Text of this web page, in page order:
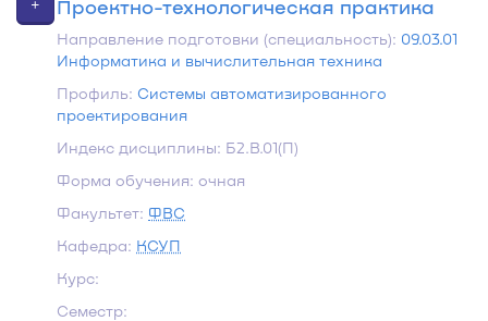
+ Проектно-технологическая практика
Направление подготовки (специальность): 09.03.01
Информатика и вычислительная техника
Профиль: Системы автоматизированного
проектирования
Индекс дисциплины: Б2.В.01(П)
Форма обучения: очная
Факультет: ФВС
Кафедра: КСУП
Курс:
Семестр: